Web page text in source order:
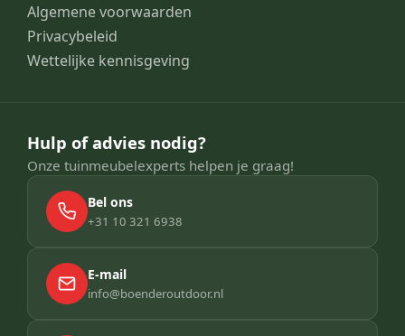
Algemene voorwaarden
Privacybeleid
Wettelijke kennisgeving
Hulp of advies nodig?
Onze tuinmeubelexperts helpen je graag!
Bel ons
+31 10 321 6938
E-mail
info@boenderoutdoor.nl